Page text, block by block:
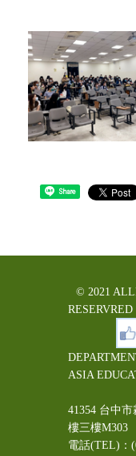
Share
© 2021
RESERVRED
ASIA
41354 台中
樓三樓M303
電話(TEL)：